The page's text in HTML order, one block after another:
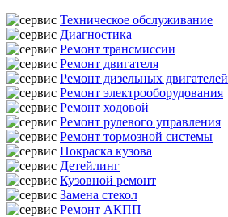
Техническое обслуживание
Диагностика
Ремонт трансмиссии
Ремонт двигателя
Ремонт дизельных двигателей
Ремонт электрооборудования
Ремонт ходовой
Ремонт рулевого управления
Ремонт тормозной системы
Покраска кузова
Детейлинг
Кузовной ремонт
Замена стекол
Ремонт АКПП